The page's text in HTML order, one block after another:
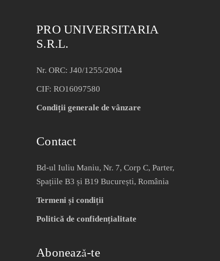
PRO UNIVERSITARIA
S.R.L.
Nr. ORC: J40/1255/2004
CIF: RO16097580
Condiții generale de vânzare
Contact
Bd-ul Iuliu Maniu, Nr. 7, Corp C, Parter,
Spațiile B3 și B19 București, România
Termeni și condiții
Politică de confidențialitate
Abonează-te